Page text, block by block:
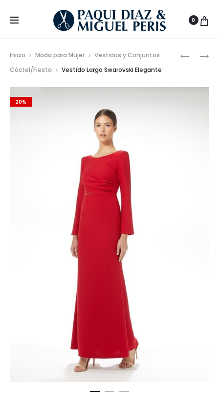
0
BLUSA
Inicio Moda para Mujer
Vestidos y Conjuntos
Cóctel/Fiesta
Vestido Largo Swarovski Elegante
20%